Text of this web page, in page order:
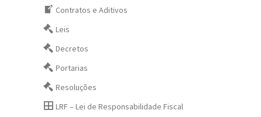
Contratos e Aditivos
Leis
Decretos
Portarias
Resoluções
LRF – Lei de Responsabilidade Fiscal